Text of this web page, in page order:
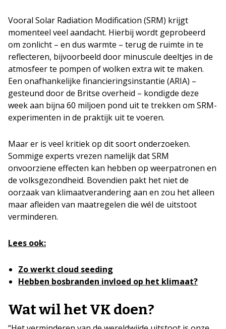
Vooral Solar Radiation Modification (SRM) krijgt
momenteel veel aandacht. Hierbij wordt geprobeerd
om zonlicht – en dus warmte – terug de ruimte in te
reflecteren, bijvoorbeeld door minuscule deeltjes in de
atmosfeer te pompen of wolken extra wit te maken.
Een onafhankelijke financieringsinstantie (ARIA) –
gesteund door de Britse overheid – kondigde deze
week aan bijna 60 miljoen pond uit te trekken om SRM-
experimenten in de praktijk uit te voeren.
Maar er is veel kritiek op dit soort onderzoeken.
Sommige experts vrezen namelijk dat SRM
onvoorziene effecten kan hebben op weerpatronen en
de volksgezondheid. Bovendien pakt het niet de
oorzaak van klimaatverandering aan en zou het alleen
maar afleiden van maatregelen die wél de uitstoot
verminderen.
Lees ook:
Zo werkt cloud seeding
Hebben bosbranden invloed op het klimaat?
Wat wil het VK doen?